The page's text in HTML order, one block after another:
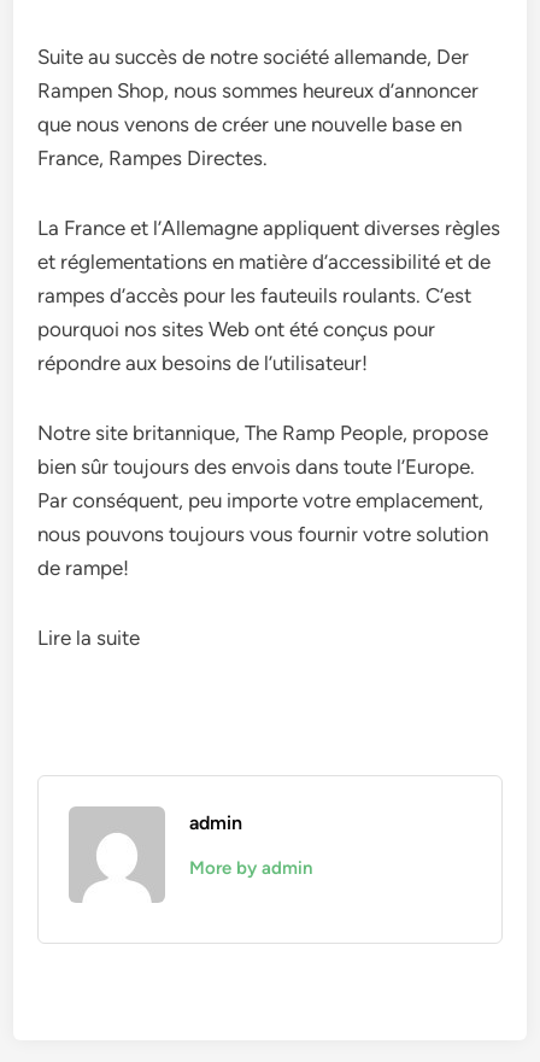
Suite au succès de notre société allemande, Der
Rampen Shop, nous sommes heureux d’annoncer
que nous venons de créer une nouvelle base en
France, Rampes Directes.
La France et l’Allemagne appliquent diverses règles
et réglementations en matière d’accessibilité et de
rampes d’accès pour les fauteuils roulants. C’est
pourquoi nos sites Web ont été conçus pour
répondre aux besoins de l’utilisateur!
Notre site britannique, The Ramp People, propose
bien sûr toujours des envois dans toute l’Europe.
Par conséquent, peu importe votre emplacement,
nous pouvons toujours vous fournir votre solution
de rampe!
Lire la suite
admin
More by admin